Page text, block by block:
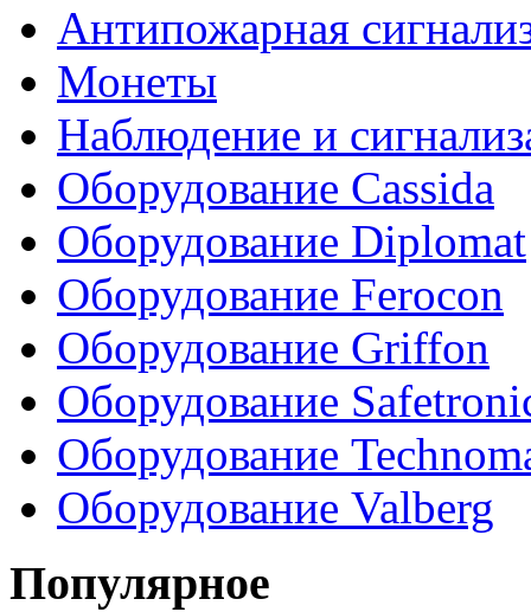
Антипожарная
Монеты
Наблюдение и
Оборудование Cassida
Оборудование Diplomat
Оборудование Ferocon
Оборудование Griffon
Оборудование
Оборудование
Оборудование Valberg
Популярное